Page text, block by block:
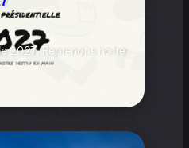
2027, Reprenons notre